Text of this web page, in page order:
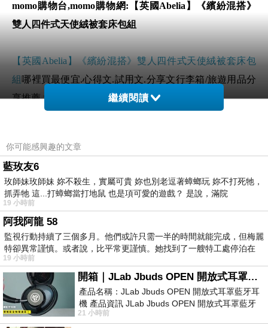
momo購物台,momo購物網:【英國Abelia】《繽紛混搭》
雙人四件式天使絨被套床包組
【英國Abelia】《繽紛混搭》雙人四件式天使絨被套床包
組 哪裡買最便宜.心得文.試用文.分享文行李箱/旅遊用品分
享推薦.好用.推薦.評價.熱銷.開箱文.優缺點比較
人四件式天使絨被套床包組
國Abelia】《繽紛混搭》雙人四件式天使絨被套床包組
但是我想
被套床包組
《繽紛混搭》雙人四件式天使絨被套床包組而且24小時都
能買，上網慢慢挑選，不用等店家開門也不用看店員臉色
各大網路購物網為求有好業績都無所不用其極。因為momo
都有送300元或是500元的折價卷!所以我建議可以上momo
繼續閱讀
你可能感興趣的文章
藍玫友6
玫師妹玫師妹 妳不殺生，實屬可貴 妳也別老逗著蟑螂玩 妳不打死牠，
抓弄牠 這...打蟑螂當打地鼠 也是項可愛的遊戲？ 是說，滿院
19 小時前
阿我阿龍 58
監視行動持續了三個多月。他們或許只需一半的時間就能完成，但梅麗
特卻異常謹慎。或者說，比平常更謹慎。她找到了一艘特工處停泊在
19 小時前
開箱｜JLab Jbuds OPEN 開放式耳罩藍牙耳機 - 設計美學，輕巧、透氣、環境音全物理達成！
產品名稱：JLab Jbuds OPEN 開放式耳罩藍牙耳
機 產品資訊 JLab Jbuds OPEN 開放式耳罩藍牙
耳機評語：非常有特色，值得喜愛美型工
21 小時前